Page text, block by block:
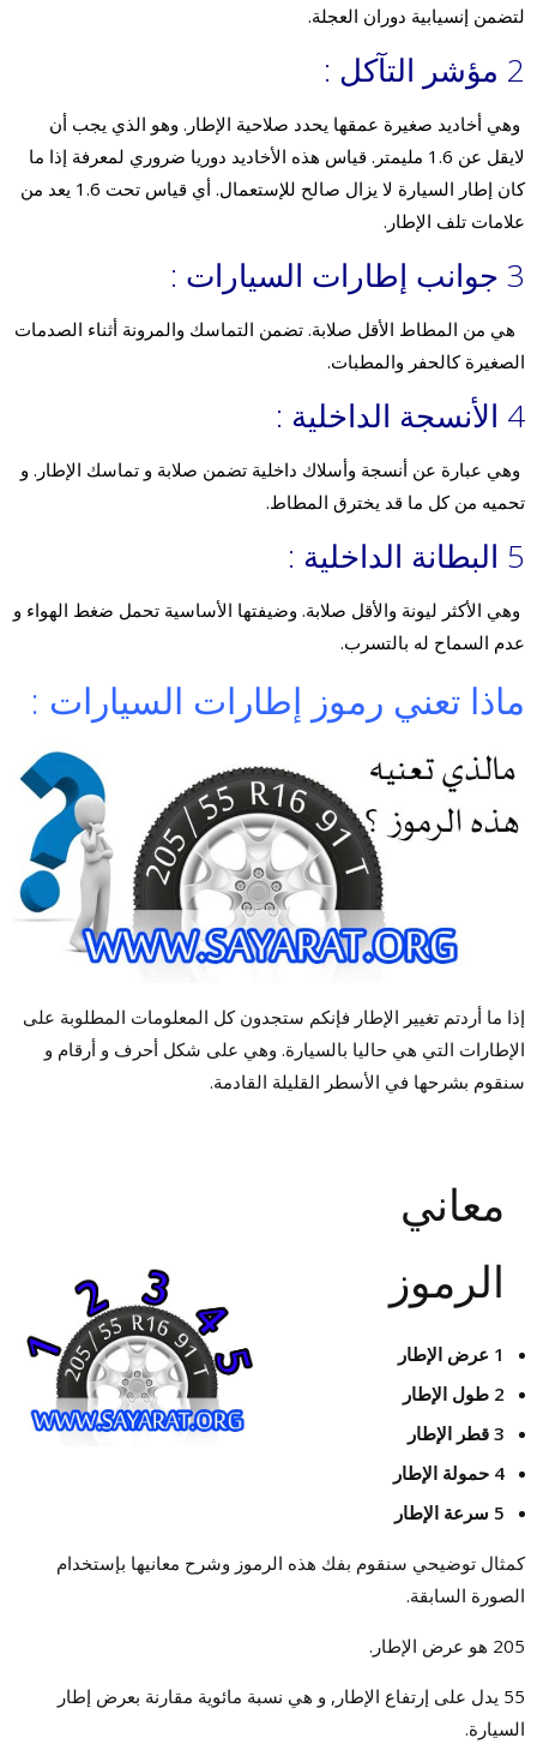
لتضمن إنسيابية دوران العجلة.
2 مؤشر التآكل :
وهي أخاديد صغيرة عمقها يحدد صلاحية الإطار. وهو الذي يجب أن
لايقل عن 1.6 مليمتر. قياس هذه الأخاديد دوريا ضروري لمعرفة إذا ما
كان إطار السيارة لا يزال صالح للإستعمال. أي قياس تحت 1.6 يعد من
علامات تلف الإطار.
3 جوانب إطارات السيارات :
هي من المطاط الأقل صلابة. تضمن التماسك والمرونة أثناء الصدمات
الصغيرة كالحفر والمطبات.
4 الأنسجة الداخلية :
وهي عبارة عن أنسجة وأسلاك داخلية تضمن صلابة و تماسك الإطار. و
تحميه من كل ما قد يخترق المطاط.
5 البطانة الداخلية :
وهي الأكثر ليونة والأقل صلابة. وضيفتها الأساسية تحمل ضغط الهواء و
عدم السماح له بالتسرب.
ماذا تعني رموز إطارات السيارات :
إذا ما أردتم تغيير الإطار فإنكم ستجدون كل المعلومات المطلوبة على
الإطارات التي هي حاليا بالسيارة. وهي على شكل أحرف و أرقام و
سنقوم بشرحها في الأسطر القليلة القادمة.
معاني
الرموز
1 عرض الإطار
2 طول الإطار
3 قطر الإطار
4 حمولة الإطار
5 سرعة الإطار
كمثال توضيحي سنقوم بفك هذه الرموز وشرح معانيها بإستخدام
الصورة السابقة.
205 هو عرض الإطار.
55 يدل على إرتفاع الإطار, و هي نسبة مائوية مقارنة بعرض إطار
السيارة.